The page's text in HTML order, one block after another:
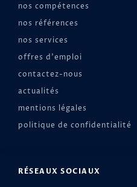
RÉSEAUX SOCIAUX
nos compétences
nos références
nos services
offres d'emploi
contactez-nous
actualités
mentions légales
politique de confidentialité